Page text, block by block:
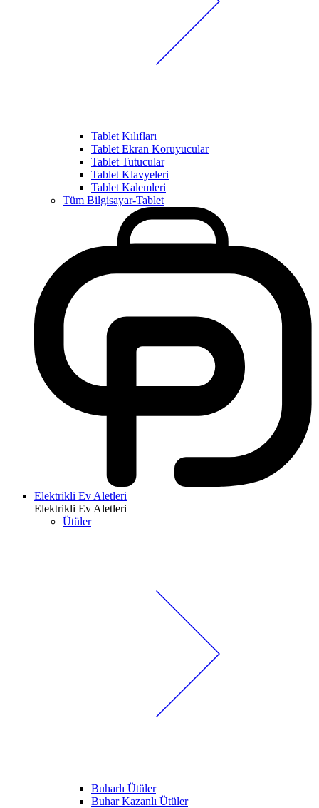
Tablet Kılıfları
Tablet Ekran Koruyucular
Tablet Tutucular
Tablet Klavyeleri
Tablet Kalemleri
Tüm Bilgisayar-Tablet
Elektrikli Ev Aletleri
Elektrikli Ev Aletleri
Ütüler
Buharlı Ütüler
Buhar Kazanlı Ütüler